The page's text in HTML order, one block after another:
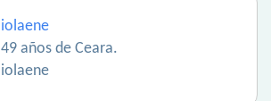
iolaene
49 años de Ceara.
iolaene